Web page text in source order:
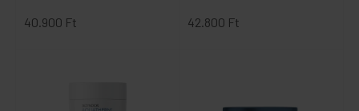
40.900 Ft 42.800 Ft